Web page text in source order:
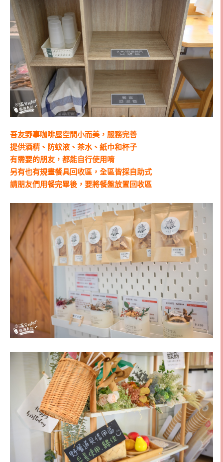
吾友野事咖啡屋空間小而美，服務完善
提供酒精、防蚊液、茶水、紙巾和杯子
有需要的朋友，都能自行使用唷
另有也有規畫餐具回收區，全區皆採自助式
請朋友們用餐完畢後，要將餐盤放置回收區